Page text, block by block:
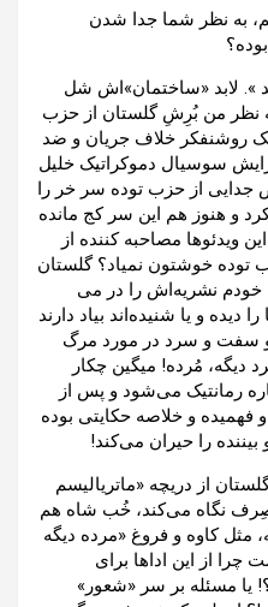
به نظر شما جدا شدن
». لابد «ساختمان»اش شل
نظر من بُرِشِ گلستان از حزب
روشنفکر خلاف جریان و ضد
سوسیال دموکراتیک خلیل
از حزب توده سر خر را
و هنوز هم این سر کج مانده
ویدئوها مصاحبه کننده از
توده خوشتون نمیاد؟ گلستان
خودم نشریه‌اش را در می
دیده و یا شنیده‌اند بیاد دارند
سفت و سرد در مورد مرگ
دیگه، مُرده! میگین چکار
رمانتیک می‌شود و پس از
فهمیده و خلاصه حکایتی بوده
را حیران می‌کند!
از دریچه «ماتریالیسم
صِرف نگاه می‌کند، خُب شاه هم
مثل کاوه و فروغ «مرده دیگه
چرا از این اداها برای
مسئله بر سر «شعور»